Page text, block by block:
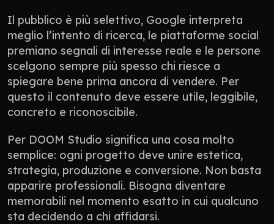
Il pubblico è più selettivo, Google interpreta
meglio l’intento di ricerca, le piattaforme social
premiano segnali di interesse reale e le persone
scelgono sempre più spesso chi riesce a
spiegare bene prima ancora di vendere. Per
questo il contenuto deve essere utile, leggibile,
concreto e riconoscibile.
Per DOOM Studio significa una cosa molto
semplice: ogni progetto deve unire estetica,
strategia, produzione e conversione. Non basta
apparire professionali. Bisogna diventare
memorabili nel momento esatto in cui qualcuno
sta decidendo a chi affidarsi.